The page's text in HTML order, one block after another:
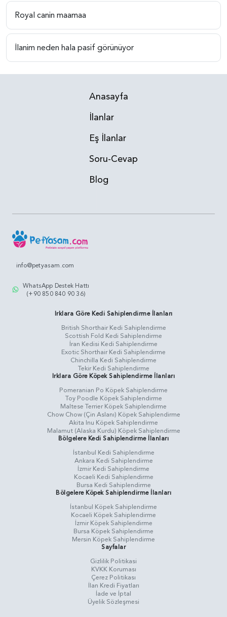
Royal canin maamaa
İlanim neden hala pasif görünüyor
Anasayfa
İlanlar
Eş İlanlar
Soru-Cevap
Blog
info@petyasam.com
WhatsApp Destek Hattı
(+90 850 840 90 36)
Irklara Göre Kedi Sahiplendirme İlanları
British Shorthair Kedi Sahiplendirme
Scottish Fold Kedi Sahiplendirme
İran Kedisi Kedi Sahiplendirme
Exotic Shorthair Kedi Sahiplendirme
Chinchilla Kedi Sahiplendirme
Tekir Kedi Sahiplendirme
Irklara Göre Köpek Sahiplendirme İlanları
Pomeranian Po Köpek Sahiplendirme
Toy Poodle Köpek Sahiplendirme
Maltese Terrier Köpek Sahiplendirme
Chow Chow (Çin Aslanı) Köpek Sahiplendirme
Akita Inu Köpek Sahiplendirme
Malamut (Alaska Kurdu) Köpek Sahiplendirme
Bölgelere Kedi Sahiplendirme İlanları
İstanbul Kedi Sahiplendirme
Ankara Kedi Sahiplendirme
İzmir Kedi Sahiplendirme
Kocaeli Kedi Sahiplendirme
Bursa Kedi Sahiplendirme
Bölgelere Köpek Sahiplendirme İlanları
İstanbul Köpek Sahiplendirme
Kocaeli Köpek Sahiplendirme
İzmir Köpek Sahiplendirme
Bursa Köpek Sahiplendirme
Mersin Köpek Sahiplendirme
Sayfalar
Gizlilik Politikasi
KVKK Koruması
Çerez Politikası
İlan Kredi Fiyatları
İade ve İptal
Üyelik Sözleşmesi